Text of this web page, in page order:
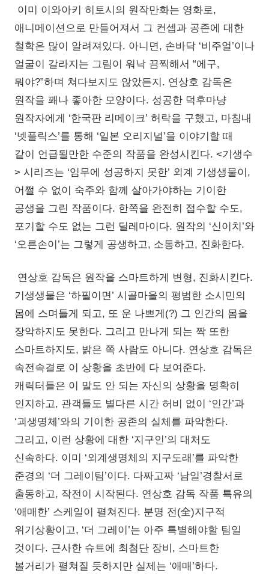
이미 이와아키 히토시의 원작만화는 영화로,
애니메이션으로 만들어져서 그 컨셉과 공존에 대한
철학은 많이 알려져있다. 아니면, 손바닥 ‘비주얼’이나
얼굴이 갈라지는 그림이 워낙 끔찍해서 “에구,
뭐야?”하며 쳐다보지도 않았든지. 연상호 감독은
원작을 꽤나 좋아한 모양이다. 성공한 덕후마냥
원작자에게 ‘한국판 리메이크’ 허락을 구했고, 마침내
‘넷플릭스’를 통해 ‘일본 오리지널’을 이야기할 때
같이 언급될만한 수준의 작품을 완성시킨다. <기생수
> 시리즈는 ‘임무에 성공하지 못한’ 외계 기생생물이,
어쩔 수 없이 숙주와 함께 살아가야하는 기이한
공생을 그린 작품이다. 한쪽을 완전히 접수할 수도,
포기할 수도 없는 그런 딜레마이다. 원작의 ‘신이치’와
‘오른손이’는 그렇게 공생하고, 소통하고, 진화한다.
연상호 감독은 원작을 스마트하게 변형, 진화시킨다.
기생생물은 ‘하필이면’ 시골마을의 평범한 소시민의
몸에 스며들게 되고, 또 운 나쁘게(?) 그 인간의 몸을
장악하지도 못한다. 그리고 만나게 되는 짝 또한
스마트하지도, 밝은 쪽 사람도 아니다. 연상호 감독은
속전속결로 이 상황을 초반에 다 보여준다.
캐릭터들은 이 말도 안 되는 자신의 상황을 명확히
인지하고, 관객들도 별다른 시간 허비 없이 ‘인간’과
‘괴생명체’와의 기이한 공존의 실체를 파악한다.
그리고, 이런 상황에 대한 ‘지구인’의 대처도
신속하다. 이미 ‘외계생명체의 지구도래’를 파악한
준경의 ‘더 그레이팀’이다. 다짜고짜 ‘남일’경찰서로
출동하고, 작전이 시작된다. 연상호 감독 작품 특유의
‘애매한’ 스케일이 펼쳐진다. 분명 전(全)지구적
위기상황이고, ‘더 그레이’는 아주 특별해야할 팀일
것이다. 근사한 슈트에 최첨단 장비, 스마트한
볼거리가 펼쳐질 듯하지만 실제는 ‘애매’하다.